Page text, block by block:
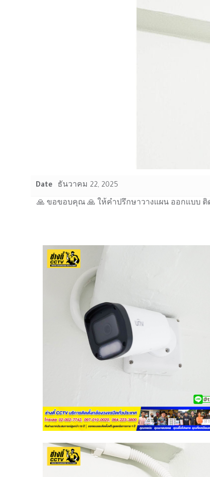
Date ธันวาคม 22, 2025
🙏 ขอขอบคุณ 🙏 ให้คำปรึกษาวางแผน ออกแบบ